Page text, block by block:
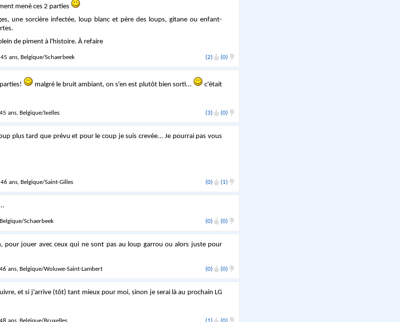
mené ces 2 parties
une sorcière infectée, loup blanc et père des loups, gitane ou enfant-
de piment à l'histoire. À refaire
ans, Belgique/Schaerbeek (2) (0)
malgré le bruit ambiant, on s'en est plutôt bien sorti...
c'était
ans, Belgique/Ixelles (3) (0)
plus tard que prévu et pour le coup je suis crevée... Je pourrai pas vous
ans, Belgique/Saint-Gilles (0) (1)
Schaerbeek (0) (0)
pour jouer avec ceux qui ne sont pas au loup garrou ou alors juste pour
ans, Belgique/Woluwe-Saint-Lambert (0) (0)
et si j'arrive (tôt) tant mieux pour moi, sinon je serai là au prochain LG